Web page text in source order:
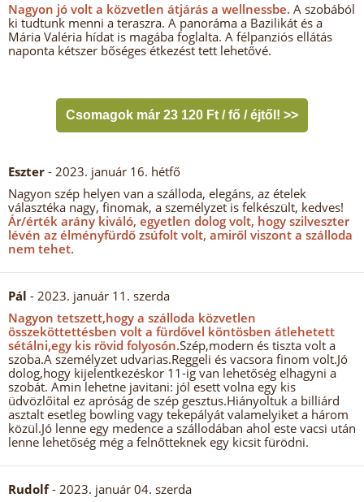
Nagyon jó volt a közvetlen átjárás a wellnessbe. A szobából
ki tudtunk menni a teraszra. A panoráma a Bazilikát és a
Mária Valéria hídat is magába foglalta. A félpanziós ellátás
naponta kétszer bőséges étkezést tett lehetővé.
Csomagok már 23 120 Ft / fő / éjtől! >>
Eszter - 2023. január 16. hétfő
Nagyon szép helyen van a szálloda, elegáns, az ételek
választéka nagy, finomak, a személyzet is felkészült, kedves!
Ár/érték arány kiváló, egyetlen dolog volt, hogy szilveszter
lévén az élményfürdő zsúfolt volt, amiről viszont a szálloda
nem tehet.
Pál - 2023. január 11. szerda
Nagyon tetszett,hogy a szálloda közvetlen
összeköttettésben volt a fürdővel köntösben átlehetett
sétálni,egy kis rövid folyosón.Szép,modern és tiszta volt a
szoba.A személyzet udvarias.Reggeli és vacsora finom volt.Jó
dolog,hogy kijelentkezéskor 11-ig van lehetőség elhagyni a
szobát. Amin lehetne javitani: jól esett volna egy kis
üdvözlőital ez apróság de szép gesztus.Hiányoltuk a billiárd
asztalt esetleg bowling vagy tekepályát valamelyiket a három
közül.Jó lenne egy medence a szállodában ahol este vacsi után
lenne lehetőség még a felnőtteknek egy kicsit fürödni.
Rudolf- 2023. január 04. szerda